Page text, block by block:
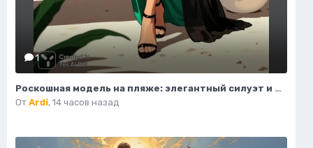
1
Роскошная модель на пляже: элегантный силуэт и изысканный стиль. Картинка из нейросети Flux.1
От Ardi, 14 часов назад